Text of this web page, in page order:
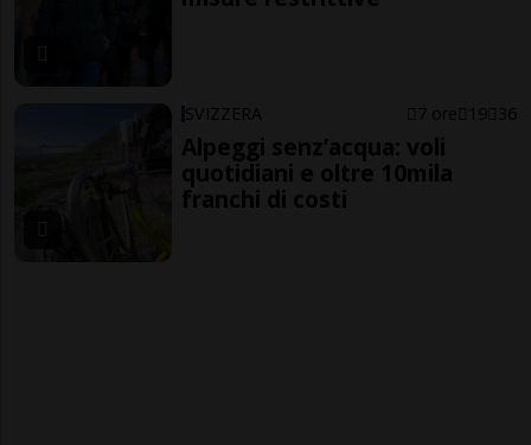
SVIZZERA 7 ore 19 36
Alpeggi senz’acqua: voli
quotidiani e oltre 10mila
franchi di costi